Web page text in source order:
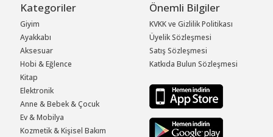
Kategoriler
Giyim
Ayakkabı
Aksesuar
Hobi & Eğlence
Kitap
Elektronik
Anne & Bebek & Çocuk
Ev & Mobilya
Kozmetik & Kişisel Bakım
Önemli Bilgiler
KVKK ve Gizlilik Politikası
Üyelik Sözleşmesi
Satış Sözleşmesi
Katkıda Bulun Sözleşmesi